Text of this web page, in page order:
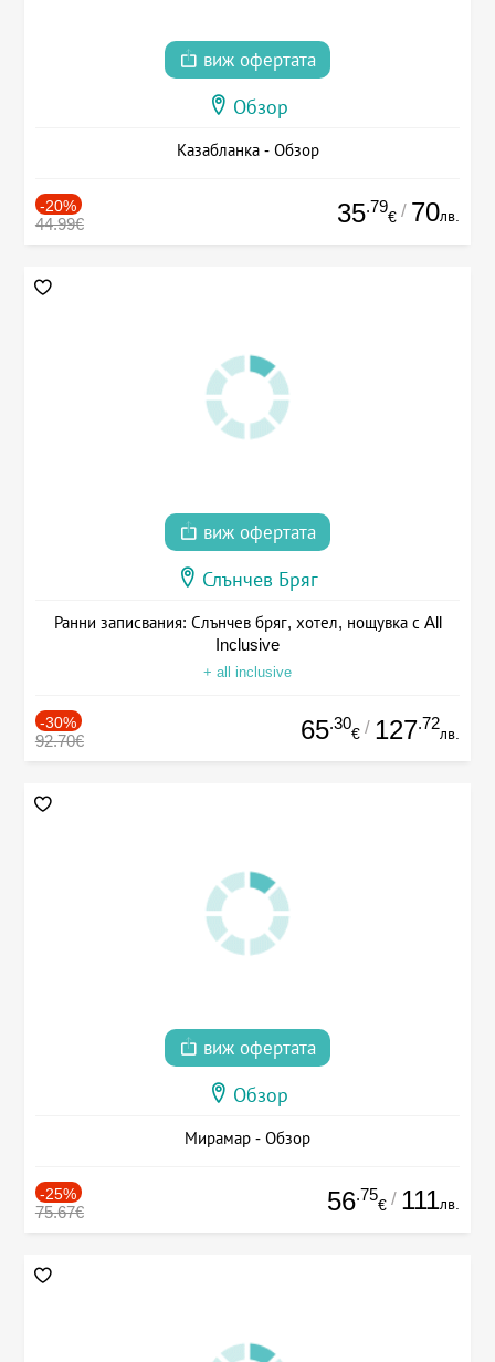
виж офертата
Обзор
Казабланка - Обзор
-20%
44.99€ 35.79
€ / 70лв.
виж офертата
Слънчев Бряг
Ранни записвания: Слънчев бряг, хотел, нощувка с All
Inclusive
+ all inclusive
-30%
92.70€ 65.30
€ / 127.72
лв.
виж офертата
Обзор
Мирамар - Обзор
-25%
75.67€ 56.75
€ / 111лв.